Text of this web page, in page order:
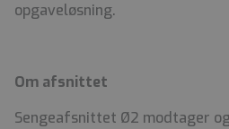
opgaveløsning.
Om afsnittet
Sengeafsnittet Ø2 modtager